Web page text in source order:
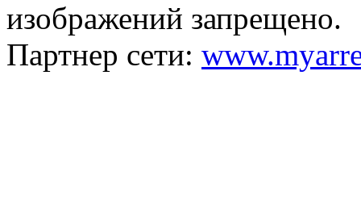
изображений запрещено.
Партнер сети: